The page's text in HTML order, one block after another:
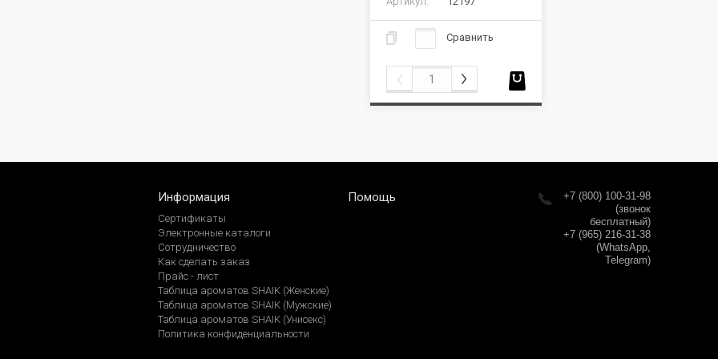
Сравнить
Информация
Сертификаты
Электронные каталоги
Сотрудничество
Как сделать заказ
Прайс - лист
Таблица ароматов SHAIK (Женские)
Таблица ароматов SHAIK (Мужские)
Таблица ароматов SHAIK (Унисекс)
Политика конфиденциальности
Помощь
+7 (800) 100-31-98
(звонок
бесплатный)
+7 (965) 216-31-38
(WhatsApp,
Telegram)